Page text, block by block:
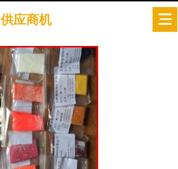
供应商机